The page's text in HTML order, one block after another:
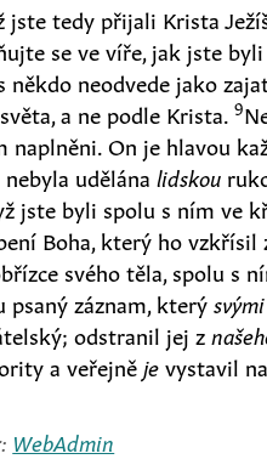
jste tedy přijali Krista
se ve víře, jak jste
někdo neodvede jako
a ne podle Krista.9
naplněni. On je hlavou
udělána lidskou
jste byli spolu s ním ve
Boha, který ho
svého těla, spolu s
psaný záznam, který svými
odstranil jej z
a veřejně jevystavil
WebAdmin